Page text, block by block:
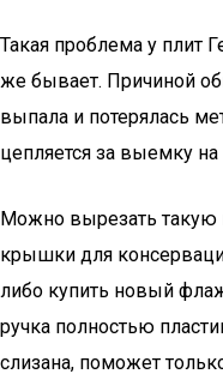
Такая проблема у плит
же бывает. Причиной
выпала и потерялась
цепляется за выемку
Можно вырезать такую
крышки для
либо купить новый
ручка полностью
слизана, поможет